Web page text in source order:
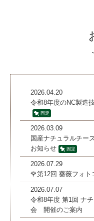
2026.04.20
令和8年度のNC製造
2026.03.09
国産ナチュラルチー
お知らせ
2026.07.29
🌹第12回 薔薇フォト
2026.07.07
令和8年度 第1回 ナ
会 開催のご案内